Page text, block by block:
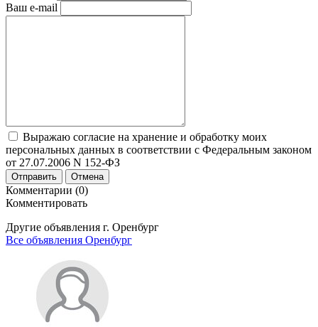
Ваш e-mail
Выражаю согласие на хранение и обработку моих
персональных данных в соответствии с Федеральным законом
от 27.07.2006 N 152-ФЗ
Отправить Отмена
Комментарии (0)
Комментировать
Другие объявления г. Оренбург
Все объявления Оренбург